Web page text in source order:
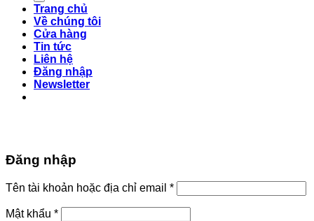
Trang chủ
Về chúng tôi
Cửa hàng
Tin tức
Liên hệ
Đăng nhập
Newsletter
Đăng nhập
Tên tài khoản hoặc địa chỉ email *
Mật khẩu *